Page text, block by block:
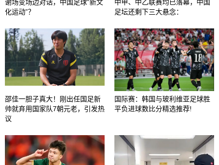
谢场变场边对话，中国足球“新文
化运动”？
中甲、中乙联赛均已落幕，中国
足坛还剩下三大悬念：
邵佳一胆子真大！刚出任国足新
帅就弃用国家队7朝元老，引发热
议
国际赛：韩国与玻利维亚足球胜
平负进球数比分精选推荐!